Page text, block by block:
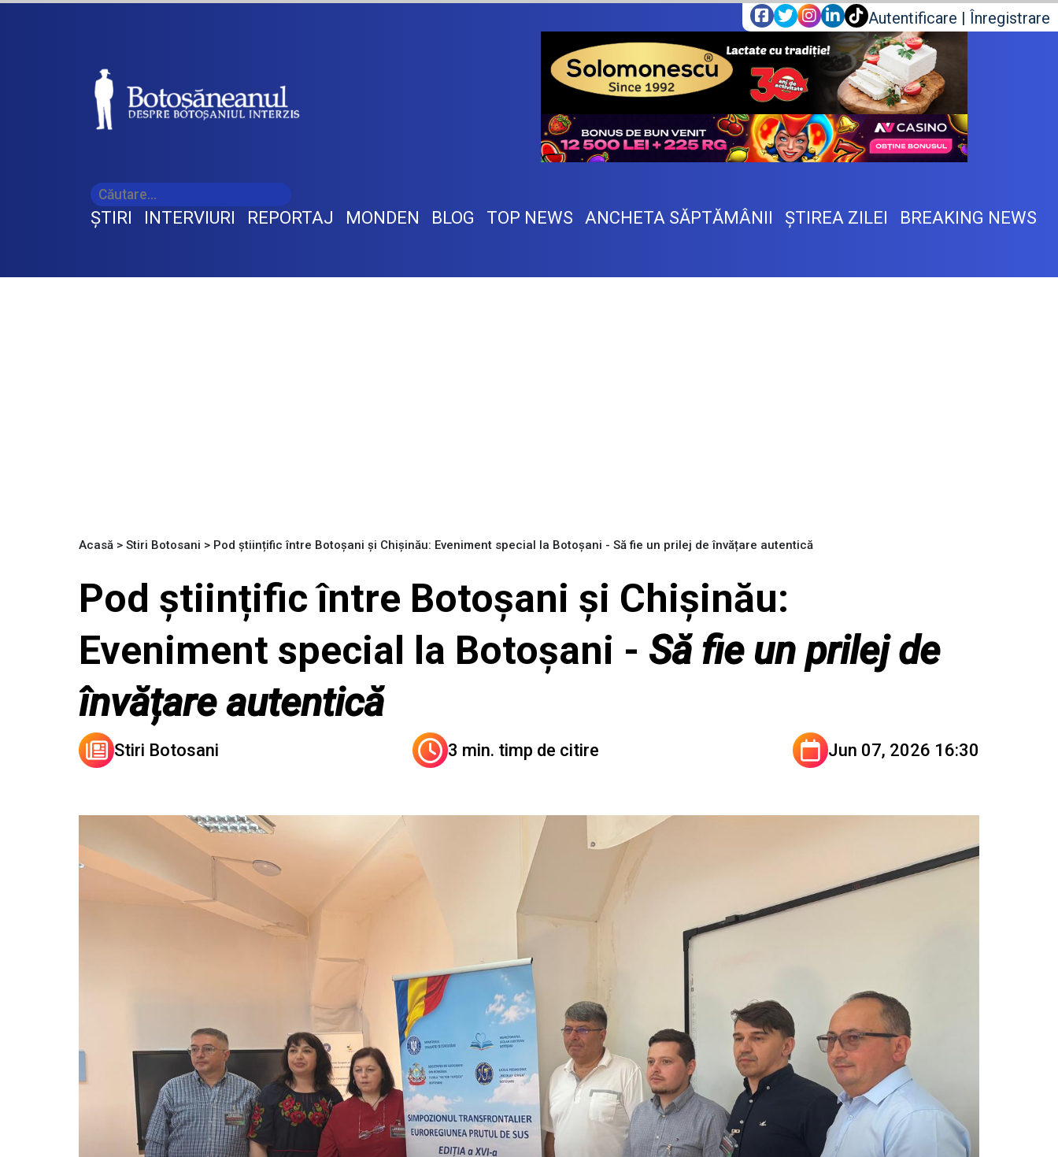
Autentificare | Înregistrare
ŞTIRI INTERVIURI REPORTAJ MONDEN BLOG TOP NEWS ANCHETA SĂPTĂMÂNII ŞTIREA ZILEI BREAKING NEWS
Acasă > Stiri Botosani > Pod științific între Botoșani și Chișinău: Eveniment special la Botoșani - Să fie un prilej de învățare autentică
Pod științific între Botoșani și Chișinău:
Eveniment special la Botoșani - Să fie un prilej de
învățare autentică
Stiri Botosani 3 min. timp de citire Jun 07, 2026 16:30